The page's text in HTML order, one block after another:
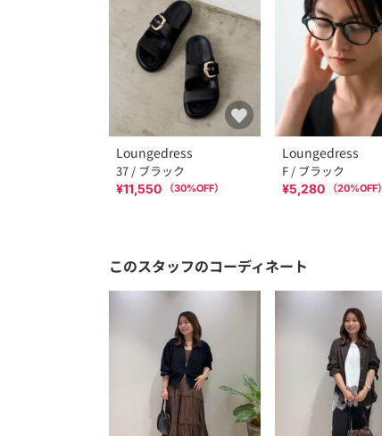
Loungedress
37 / ブラック
¥11,550 （30%OFF）
Loungedress
F / ブラック
¥5,280 （20%OFF）
このスタッフのコーディネート